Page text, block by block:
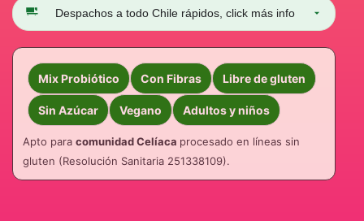
Despachos a todo Chile rápidos, click más info
Mix Probiótico Con Fibras Libre de gluten
Sin Azúcar Vegano Adultos y niños
Apto para comunidad Celíaca procesado en líneas sin
gluten (Resolución Sanitaria 251338109).